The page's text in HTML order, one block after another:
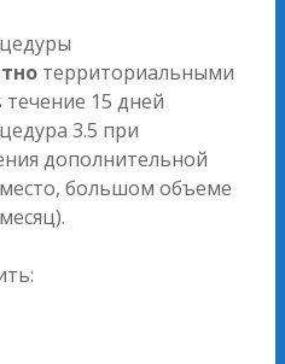
территориальными
15 дней
3.5 при
дополнительной
большом объеме